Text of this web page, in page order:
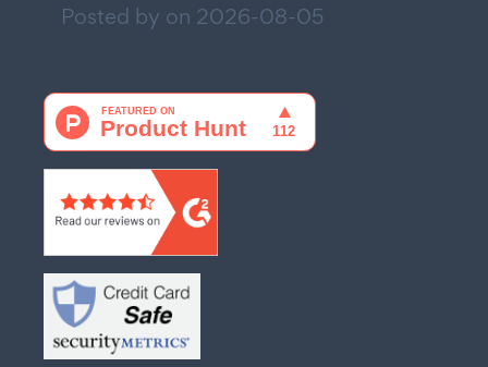
Posted by on 2026-08-05